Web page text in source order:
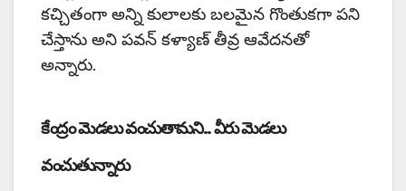
కచ్చితంగా అన్ని కులాలకు బలమైన గొంతుకగా పని
చేస్తాను అని పవన్ కళ్యాణ్ తీవ్ర ఆవేదనతో
అన్నారు.
కేంద్రం మెడలు వంచుతామని.. వీరు మెడలు
వంచుతున్నారు